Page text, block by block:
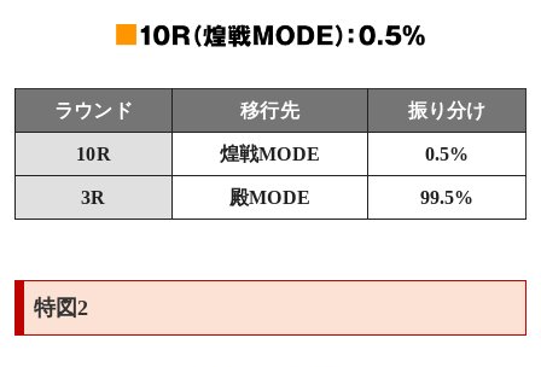
ラウンド 移行先 振り分け
10R 煌戦MODE 0.5%
3R 殿MODE 99.5%
特図2